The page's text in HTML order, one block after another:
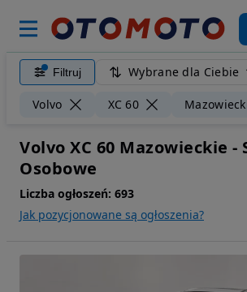
Filtruj Wybrane dla Ciebie
Volvo XC 60
Volvo XC 60 Mazowieckie -
Osobowe
Liczba ogłoszeń: 693
Jak pozycjonowane są ogłoszenia?